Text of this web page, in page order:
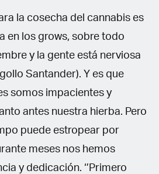
la cosecha del cannabis es
en los grows, sobre todo
y la gente está nerviosa
Santander). Y es que
somos impacientes y
antes nuestra hierba. Pero
puede estropear por
meses nos hemos
y dedicación. ‘’Primero